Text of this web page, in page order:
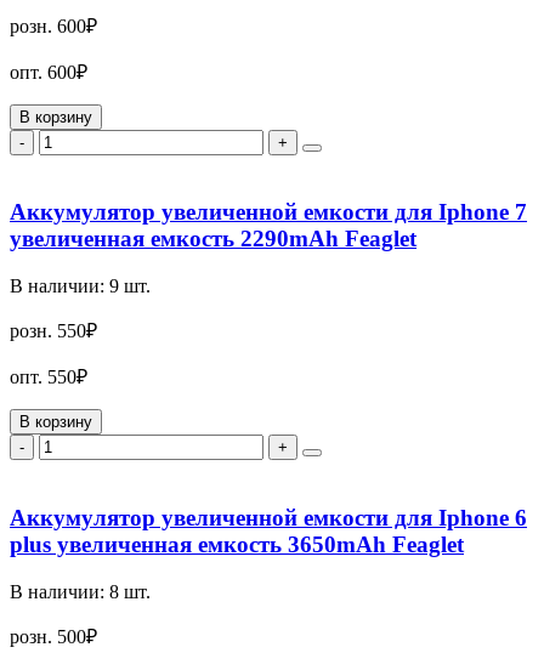
розн. 600₽
опт. 600₽
В корзину
-
+
Аккумулятор увеличенной емкости для Iphone 7
увеличенная емкость 2290mAh Feaglet
В наличии: 9 шт.
розн. 550₽
опт. 550₽
В корзину
-
+
Аккумулятор увеличенной емкости для Iphone 6
plus увеличенная емкость 3650mAh Feaglet
В наличии: 8 шт.
розн. 500₽